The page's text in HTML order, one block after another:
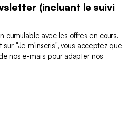
(incluant le suivi
cumulable avec les offres en cours.
sur "Je m'inscris", vous acceptez que
nos e-mails pour adapter nos